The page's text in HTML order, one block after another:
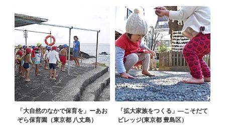
「大自然のなかで保育を」ーあお
ぞら保育園（東京都 八丈島）
「拡大家族をつくる」—こそだて
ビレッジ(東京都 豊島区）